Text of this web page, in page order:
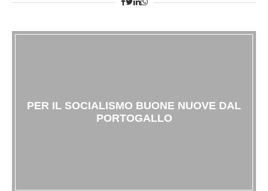
PER IL SOCIALISMO BUONE NUOVE DAL
PORTOGALLO